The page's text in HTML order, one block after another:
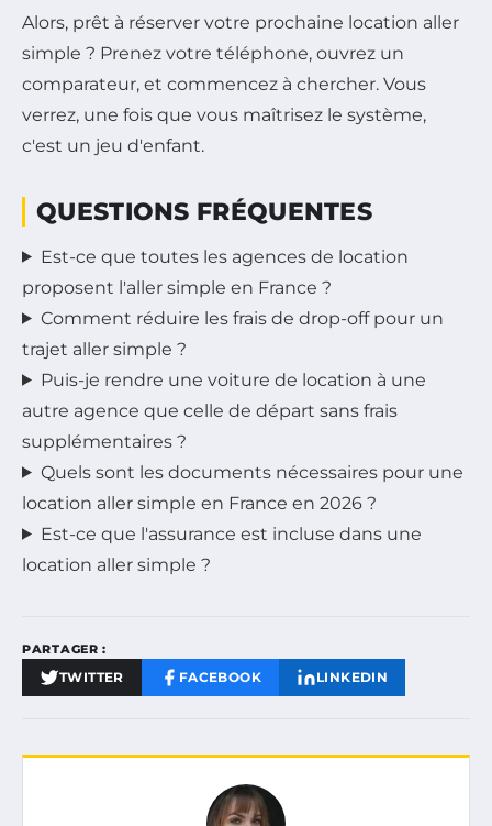
Alors, prêt à réserver votre prochaine location aller
simple ? Prenez votre téléphone, ouvrez un
comparateur, et commencez à chercher. Vous
verrez, une fois que vous maîtrisez le système,
c'est un jeu d'enfant.
QUESTIONS FRÉQUENTES
Est-ce que toutes les agences de location
proposent l'aller simple en France ?
Comment réduire les frais de drop-off pour un
trajet aller simple ?
Puis-je rendre une voiture de location à une
autre agence que celle de départ sans frais
supplémentaires ?
Quels sont les documents nécessaires pour une
location aller simple en France en 2026 ?
Est-ce que l'assurance est incluse dans une
location aller simple ?
PARTAGER :
TWITTER FACEBOOK LINKEDIN